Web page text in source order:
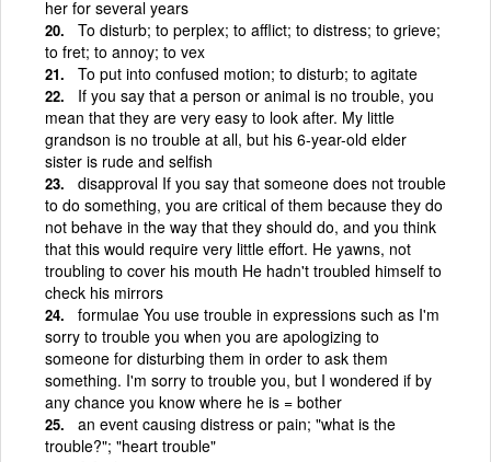
her for several years
To disturb; to perplex; to afflict; to distress; to grieve;
to fret; to annoy; to vex
To put into confused motion; to disturb; to agitate
If you say that a person or animal is no trouble, you
mean that they are very easy to look after. My little
grandson is no trouble at all, but his 6-year-old elder
sister is rude and selfish
disapproval If you say that someone does not trouble
to do something, you are critical of them because they do
not behave in the way that they should do, and you think
that this would require very little effort. He yawns, not
troubling to cover his mouth He hadn't troubled himself to
check his mirrors
formulae You use trouble in expressions such as I'm
sorry to trouble you when you are apologizing to
someone for disturbing them in order to ask them
something. I'm sorry to trouble you, but I wondered if by
any chance you know where he is = bother
an event causing distress or pain; "what is the
trouble?"; "heart trouble"